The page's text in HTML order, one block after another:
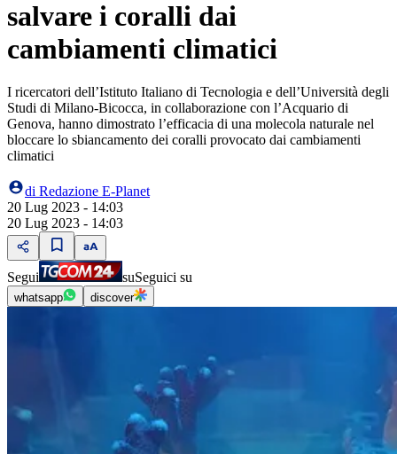
salvare i coralli dai
cambiamenti climatici
I ricercatori dell’Istituto Italiano di Tecnologia e dell’Università degli
Studi di Milano-Bicocca, in collaborazione con l’Acquario di
Genova, hanno dimostrato l’efficacia di una molecola naturale nel
bloccare lo sbiancamento dei coralli provocato dai cambiamenti
climatici
di Redazione E-Planet
20 Lug 2023 - 14:03
20 Lug 2023 - 14:03
Segui suSeguici su
whatsapp discover